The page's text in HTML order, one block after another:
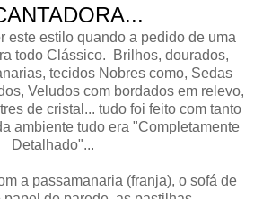
este estilo quando a pedido de uma
todo Clássico. Brilhos, dourados,
tecidos Nobres como, Sedas
Veludos com bordados em relevo,
de cristal... tudo foi feito com tanto
ambiente tudo era "Completamente
Detalhado"...
a passamanaria (franja), o sofá de